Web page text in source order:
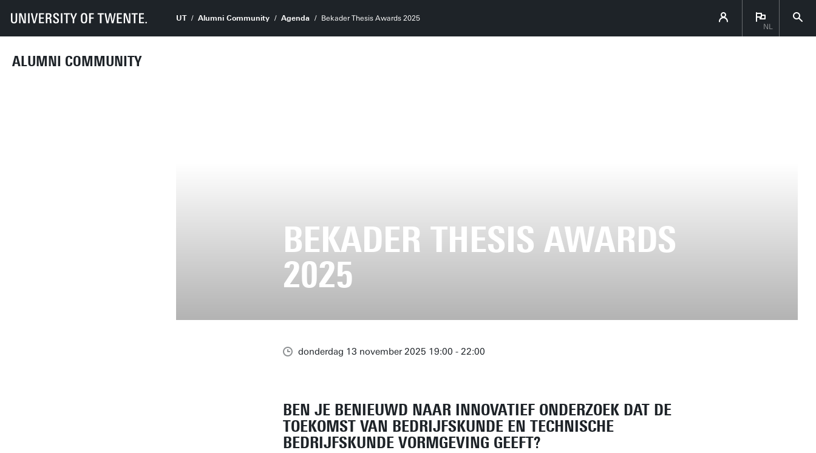
ALUMNI COMMUNITY
UT Alumni Community Agenda
Bekader Thesis Awards 2025
NL
BEKADER THESIS AWARDS
2025
donderdag 13 november 2025 19:00 - 22:00
BEN JE BENIEUWD NAAR INNOVATIEF ONDERZOEK DAT DE
TOEKOMST VAN BEDRIJFSKUNDE EN TECHNISCHE
BEDRIJFSKUNDE VORMGEVING GEEFT?